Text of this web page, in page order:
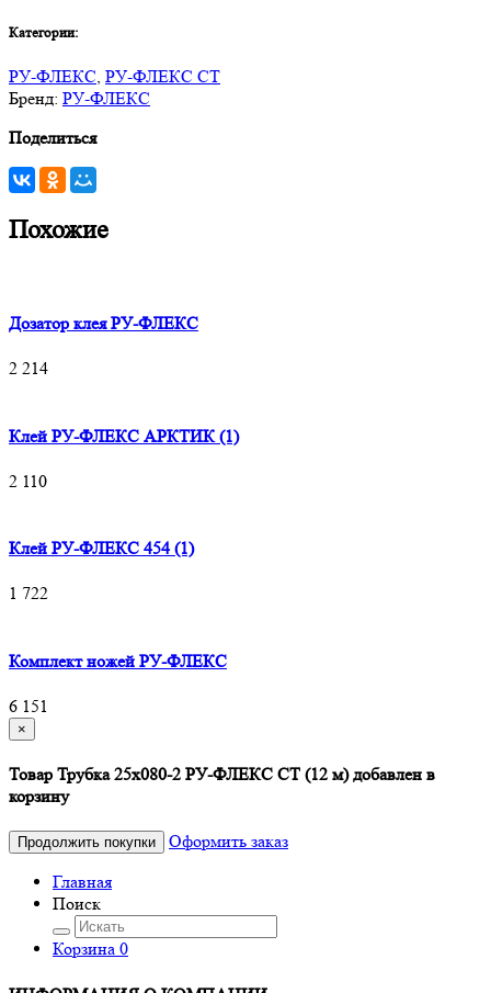
Категории:
РУ-ФЛЕКС, РУ-ФЛЕКС СТ
Бренд: РУ-ФЛЕКС
Поделиться
Похожие
Дозатор клея РУ-ФЛЕКС
2 214
Клей РУ-ФЛЕКС АРКТИК (1)
2 110
Клей РУ-ФЛЕКС 454 (1)
1 722
Комплект ножей РУ-ФЛЕКС
6 151
×
Товар Трубка 25х080-2 РУ-ФЛЕКС СТ (12 м) добавлен в
корзину
Продолжить покупки
Оформить заказ
Главная
Поиск
Корзина 0